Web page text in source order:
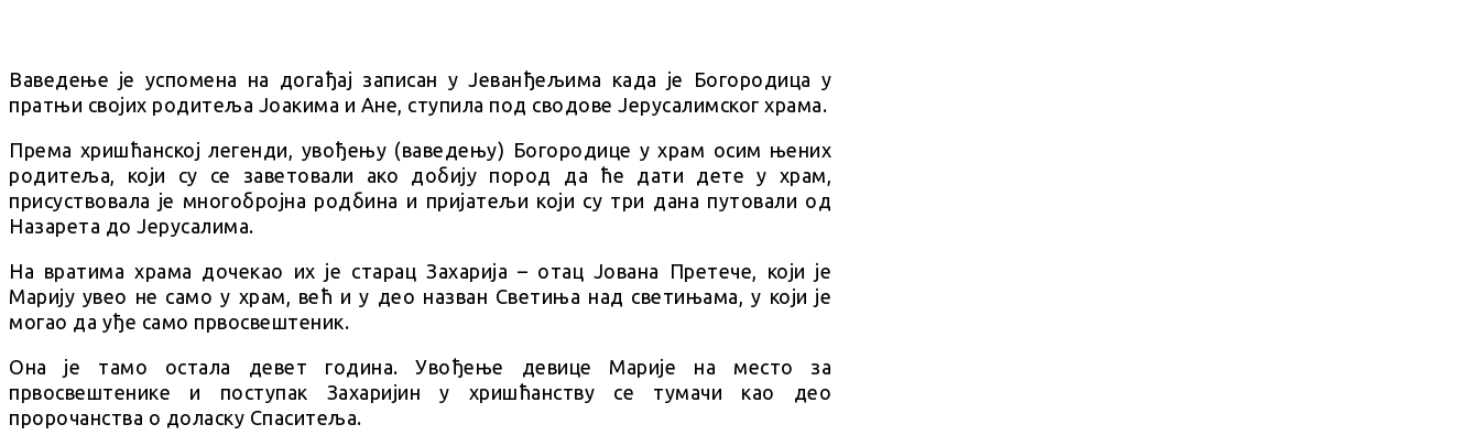
Ваведење је успомена на догађај записан у Јеванђељима када је Богородица у
пратњи својих родитеља Јоакима и Ане, ступила под сводове Јерусалимског храма.
Према хришћанској легенди, увођењу (ваведењу) Богородице у храм осим њених
родитеља, који су се заветовали ако добију пород да ће дати дете у храм,
присуствовала је многобројна родбина и пријатељи који су три дана путовали од
Назарета до Јерусалима.
На вратима храма дочекао их је старац Захарија – отац Јована Претече, који је
Марију увео не само у храм, већ и у део назван Светиња над светињама, у који је
могао да уђе само првосвештеник.
Она је тамо остала девет година. Увођење девице Марије на место за
првосвештенике и поступак Захаријин у хришћанству се тумачи као део
пророчанства о доласку Спаситеља.